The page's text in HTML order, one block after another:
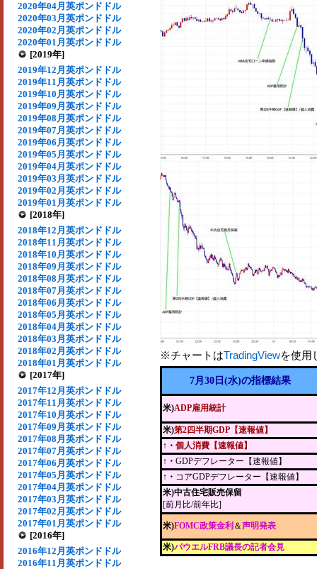
2020年04月英ポンドドル
2020年03月英ポンドドル
2020年02月英ポンドドル
2020年01月英ポンドドル
[2019年]
2019年12月英ポンドドル
2019年11月英ポンドドル
2019年10月英ポンドドル
2019年09月英ポンドドル
2019年08月英ポンドドル
2019年07月英ポンドドル
2019年06月英ポンドドル
2019年05月英ポンドドル
2019年04月英ポンドドル
2019年03月英ポンドドル
2019年02月英ポンドドル
2019年01月英ポンドドル
[2018年]
2018年12月英ポンドドル
2018年11月英ポンドドル
2018年10月英ポンドドル
2018年09月英ポンドドル
2018年08月英ポンドドル
2018年07月英ポンドドル
2018年06月英ポンドドル
2018年05月英ポンドドル
2018年04月英ポンドドル
2018年03月英ポンドドル
2018年02月英ポンドドル
2018年01月英ポンドドル
[2017年]
2017年12月英ポンドドル
2017年11月英ポンドドル
2017年10月英ポンドドル
2017年09月英ポンドドル
2017年08月英ポンドドル
2017年07月英ポンドドル
2017年06月英ポンドドル
2017年05月英ポンドドル
2017年04月英ポンドドル
2017年03月英ポンドドル
2017年02月英ポンドドル
2017年01月英ポンドドル
[2016年]
2016年12月英ポンドドル
2016年11月英ポンドドル
※チャートはTradingViewを使用
7月30日(水)の指標結果
米)ADP雇用統計
米)第2四半期GDP【速報値】
↑・ 個人消費【速報値】
↑・ GDPデフレーター【速報値】
↑・ コアGDPデフレーター【速報値】
米)中古住宅販売保留
[前月比/前年比]
米)FOMC政策金利 ＆声明発表
米)パウエルFRB議長の記者会見